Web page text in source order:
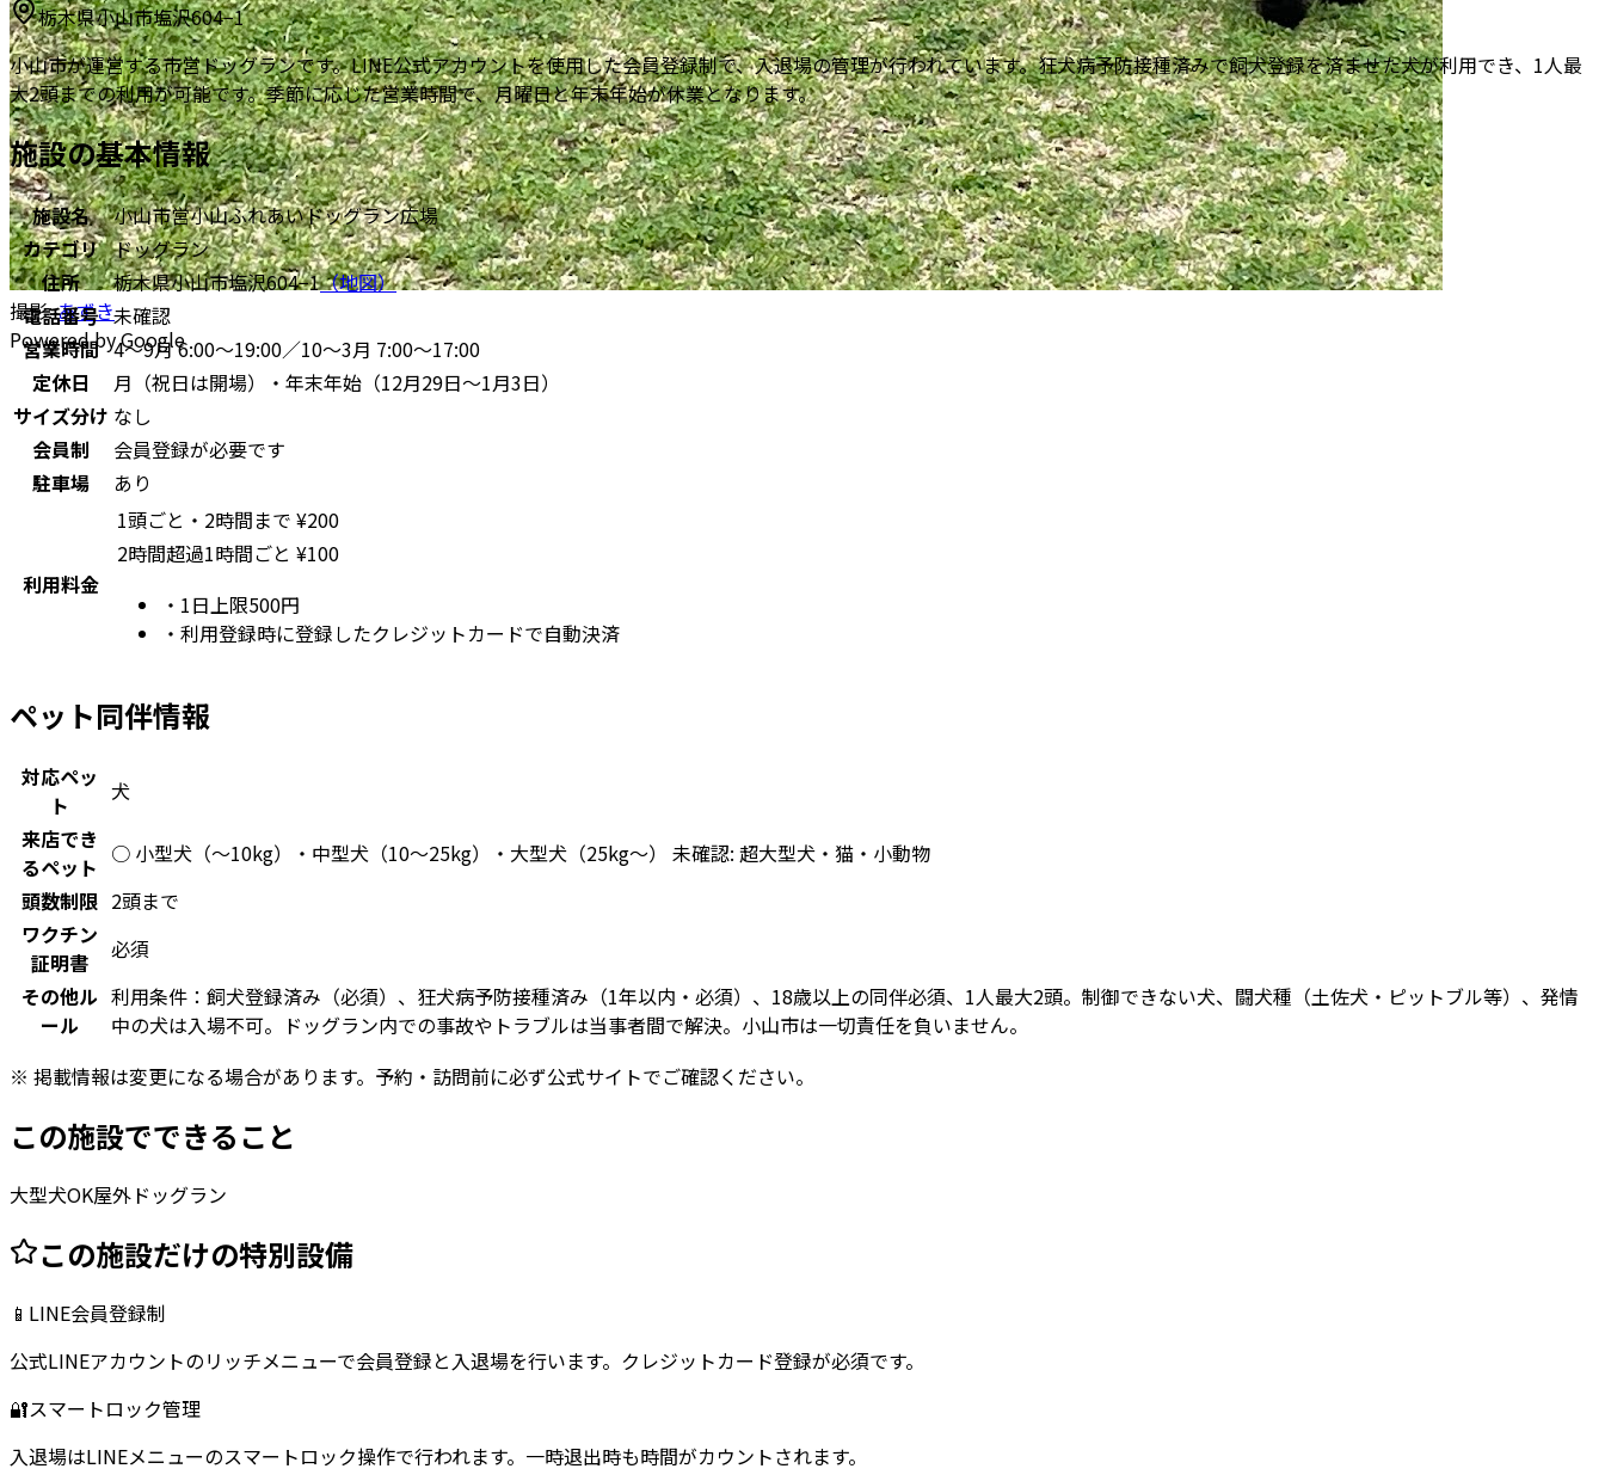
撮影:あずき
Powered by Google
栃木県小山市塩沢604−1
小山市が運営する市営ドッグランです。LINE公式アカウントを使用した会員登録制で、入退場の管理が行われています。狂犬病予防接種済みで飼犬登録を済ませた犬が利用でき、1人最
大2頭までの利用が可能です。季節に応じた営業時間で、月曜日と年末年始が休業となります。
施設の基本情報
施設名
小山市営小山ふれあいドッグラン広場
カテゴリ ドッグラン
住所
栃木県小山市塩沢604−1（地図）
電話番号 未確認
営業時間 4〜9月 6:00～19:00／10〜3月 7:00～17:00
定休日
月（祝日は開場）・年末年始（12月29日〜1月3日）
サイズ分け なし
会員制
会員登録が必要です
駐車場
あり
利用料金
1頭ごと・2時間まで ¥200
2時間超過1時間ごと ¥100
・ 1日上限500円
・ 利用登録時に登録したクレジットカードで自動決済
ペット同伴情報
対応ペッ
ト
犬
来店でき
るペット ○ 小型犬（〜10kg）・中型犬（10〜25kg）・大型犬（25kg〜） 未確認: 超大型犬・猫・小動物
頭数制限 2頭まで
ワクチン
証明書
必須
その他ル
ール
利用条件：飼犬登録済み（必須）、狂犬病予防接種済み（1年以内・必須）、18歳以上の同伴必須、1人最大2頭。制御できない犬、闘犬種（土佐犬・ピットブル等）、発情
中の犬は入場不可。ドッグラン内での事故やトラブルは当事者間で解決。小山市は一切責任を負いません。
※ 掲載情報は変更になる場合があります。予約・訪問前に必ず公式サイトでご確認ください。
この施設でできること
大型犬OK屋外ドッグラン
この施設だけの特別設備
📱 LINE会員登録制
公式LINEアカウントのリッチメニューで会員登録と入退場を行います。クレジットカード登録が必須です。
🔐スマートロック管理
入退場はLINEメニューのスマートロック操作で行われます。一時退出時も時間がカウントされます。